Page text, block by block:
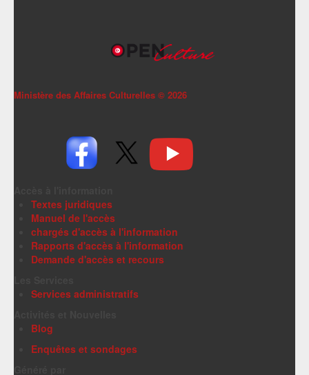
Ministère des Affaires Culturelles © 2026
Textes juridiques
Manuel de l'accès
chargés d'accès à l'information
Rapports d'accès à l'information
Demande d'accès et recours
Services administratifs
Blog
Enquêtes et sondages